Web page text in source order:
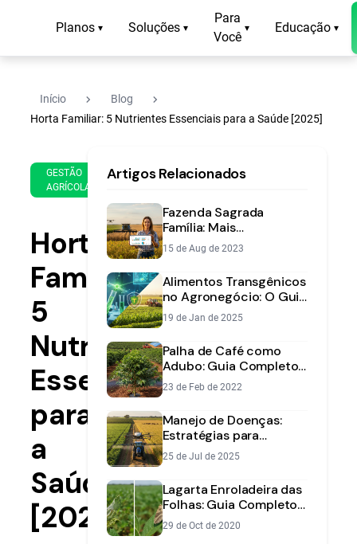
Planos ▾ Soluções ▾
Para
Você
▾ Educação ▾
Início navigate_next Blog navigate_next
Horta Familiar: 5 Nutrientes Essenciais para a Saúde [2025]
GESTÃO
AGRÍCOLA
Feb
2025
min
leitura
Horta
Familiar:
5
Nutrientes
Essenciais
para
a
Saúde
[2025]
Artigos Relacionados
Fazenda Sagrada
Família: Mais
Organização e Lucro
com o Aegro
15 de Aug de 2023
Alimentos Transgênicos
no Agronegócio: O Guia
Completo para o
Produtor
19 de Jan de 2025
Palha de Café como
Adubo: Guia Completo
para Economizar e
Nutrir sua Lavoura
23 de Feb de 2022
Manejo de Doenças:
Estratégias para
Proteger a
Produtividade no
Campo
25 de Jul de 2025
Lagarta Enroladeira das
Folhas: Guia Completo
de Identificação e
Manejo
29 de Oct de 2020